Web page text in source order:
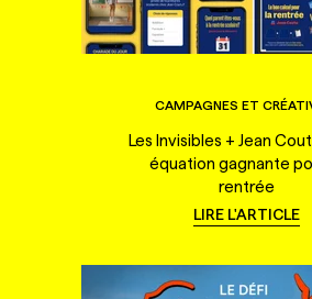
CAMPAGNES ET
Les Invisibles + Jean
équation gagnante
rentrée
LIRE L'ARTICLE